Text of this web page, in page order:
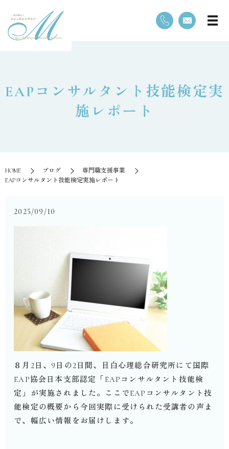
EAPコンサルタント技能検定実
施レポート
HOME ブログ
専門職支援事業
EAPコンサルタント技能検定実施レポート
2025/09/10
８月 2 日、 9 日の2 日間、目白心理総合研究所にて国際
EAP協会日本支部認定「 EAP コンサルタント技能検
定」が実施されました。ここでEAP コンサルタント技
能検定の概要から今回実際に受けられた受講者の声ま
で、幅広い情報をお届けします。